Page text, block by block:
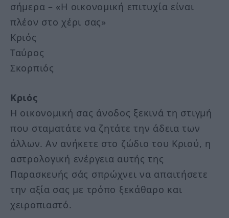
σήμερα – «Η οικονομική επιτυχία είναι
πλέον στο χέρι σας»
Κριός
Ταύρος
Σκορπιός
Κριός
Η οικονομική σας άνοδος ξεκινά τη στιγμή
που σταματάτε να ζητάτε την άδεια των
άλλων. Αν ανήκετε στο ζώδιο του Κριού, η
αστρολογική ενέργεια αυτής της
Παρασκευής σάς σπρώχνει να απαιτήσετε
την αξία σας με τρόπο ξεκάθαρο και
χειροπιαστό.